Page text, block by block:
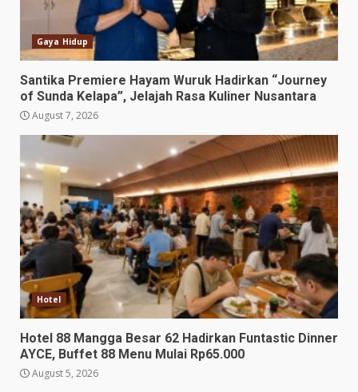
Gaya Hidup
Santika Premiere Hayam Wuruk Hadirkan “Journey
of Sunda Kelapa”, Jelajah Rasa Kuliner Nusantara
August 7, 2026
Hotel
Hotel 88 Mangga Besar 62 Hadirkan Funtastic Dinner
AYCE, Buffet 88 Menu Mulai Rp65.000
August 5, 2026